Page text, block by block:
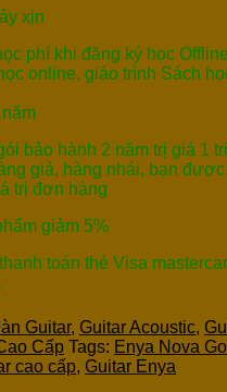
xịn
phí khi đăng ký học
online, giáo trình Sách
bảo hành 2 năm trị giá 1
giả, hàng nhái, bạn
trị đơn hàng
giảm 5%
toán thẻ Visa
Guitar, Guitar Acoustic,
Cấp Tags: Enya Nova
cao cấp, Guitar Enya